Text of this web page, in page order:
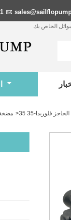

الخاص بك
مضخة >